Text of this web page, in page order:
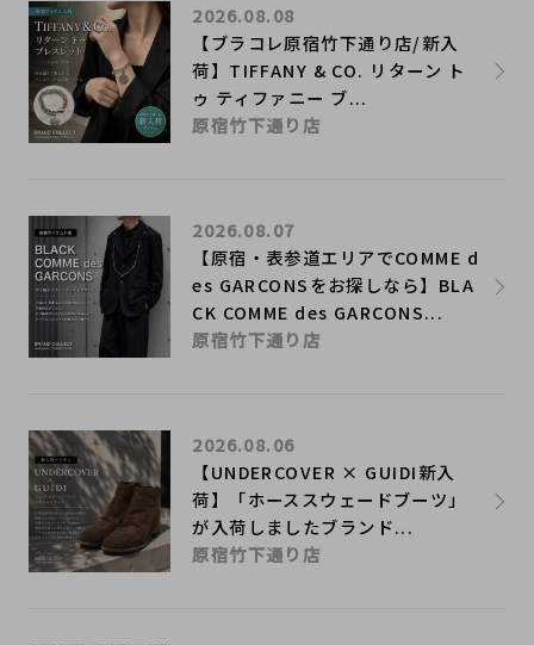
【ブラコレ原宿竹下通り店/新入
荷】TIFFANY & CO. リターン ト
ゥ ティファニー ブ...
2026.08.08
原宿竹下通り店
【原宿・表参道エリアでCOMME d
es GARCONSをお探しなら】BLA
CK COMME des GARCONS...
2026.08.07
原宿竹下通り店
【UNDERCOVER × GUIDI新入
荷】「ホーススウェードブーツ」
が入荷しましたブランド...
2026.08.06
原宿竹下通り店